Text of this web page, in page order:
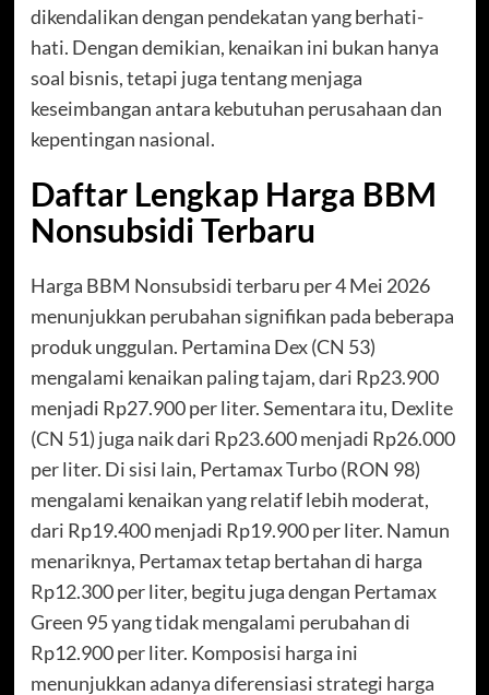
dikendalikan dengan pendekatan yang berhati-
hati. Dengan demikian, kenaikan ini bukan hanya
soal bisnis, tetapi juga tentang menjaga
keseimbangan antara kebutuhan perusahaan dan
kepentingan nasional.
Daftar Lengkap Harga BBM
Nonsubsidi Terbaru
Harga BBM Nonsubsidi terbaru per 4 Mei 2026
menunjukkan perubahan signifikan pada beberapa
produk unggulan. Pertamina Dex (CN 53)
mengalami kenaikan paling tajam, dari Rp23.900
menjadi Rp27.900 per liter. Sementara itu, Dexlite
(CN 51) juga naik dari Rp23.600 menjadi Rp26.000
per liter. Di sisi lain, Pertamax Turbo (RON 98)
mengalami kenaikan yang relatif lebih moderat,
dari Rp19.400 menjadi Rp19.900 per liter. Namun
menariknya, Pertamax tetap bertahan di harga
Rp12.300 per liter, begitu juga dengan Pertamax
Green 95 yang tidak mengalami perubahan di
Rp12.900 per liter. Komposisi harga ini
menunjukkan adanya diferensiasi strategi harga